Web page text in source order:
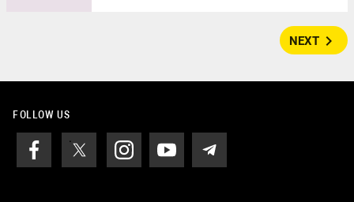
NEXT navigate_next
FOLLOW US